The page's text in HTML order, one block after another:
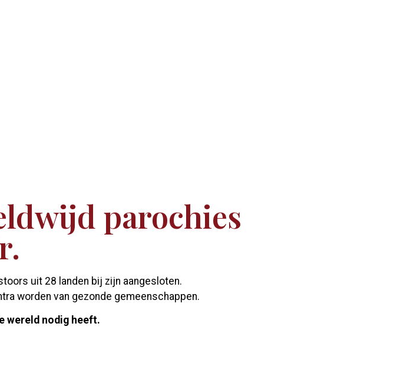
parochies
uit 28 landen bij zijn aangesloten.
worden van gezonde gemeenschappen.
wereld nodig heeft.